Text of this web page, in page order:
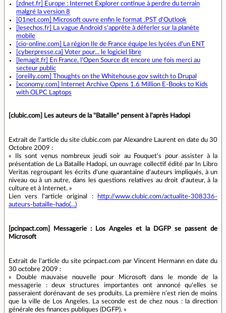
[zdnet.fr] Europe : Internet Explorer continue à perdre du terrain
malgré la version 8
[01net.com] Microsoft ouvre enfin le format .PST d'Outlook
[lesechos.fr] La vague Android s'apprête à déferler sur la planète
mobile
[cio-online.com] La région Ile de France équipe les lycées d'un ENT
[cyberpresse.ca] Voter pour... le logiciel libre
[lemagit.fr] En France, l'Open Source dit encore une fois merci au
secteur public
[oreilly.com] Thoughts on the Whitehouse.gov switch to Drupal
[xconomy.com] Internet Archive Opens 1.6 Million E-Books to Kids
with OLPC Laptops
[clubic.com] Les auteurs de la "Bataille" pensent à l'après Hadopi
Extrait de l'article du site clubic.com par Alexandre Laurent en date du 30
Octobre 2009 :
« Ils sont venus nombreux jeudi soir au Fouquet's pour assister à la
présentation de La Bataille Hadopi, un ouvrage collectif édité par In Libro
Veritas regroupant les écrits d'une quarantaine d'auteurs impliqués, à un
niveau ou à un autre, dans les questions relatives au droit d'auteur, à la
culture et à Internet. »
Lien vers l'article original :
http://www.clubic.com/actualite-308336-
auteurs-bataille-hado(...)
[pcinpact.com] Messagerie : Los Angeles et la DGFP se passent de
Microsoft
Extrait de l'article du site pcinpact.com par Vincent Hermann en date du
30 octobre 2009 :
« Double mauvaise nouvelle pour Microsoft dans le monde de la
messagerie : deux structures importantes ont annoncé qu'elles se
passeraient dorénavant de ses produits. La première n’est rien de moins
que la ville de Los Angeles. La seconde est de chez nous : la direction
générale des finances publiques (DGFP). »